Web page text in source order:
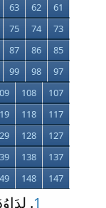
61
62
63
73
74
75
85
86
87
97
98
99
107
108
117
118
127
128
137
138
147
148
1
.